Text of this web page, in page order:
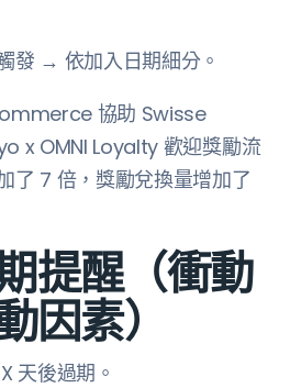
發 → 依加入日期細分。
協助 Swisse
x OMNI Loyalty 歡迎獎勵流
了 7 倍，獎勵兌換量增加了
提醒（衝動
因素）
天後過期。